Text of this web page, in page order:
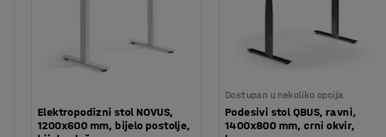
Elektropodizni stol NOVUS,
1200x600 mm, bijelo postolje,
Dostupan u nekoliko opcija
Podesivi stol QBUS, ravni,
1400x800 mm, crni okvir,